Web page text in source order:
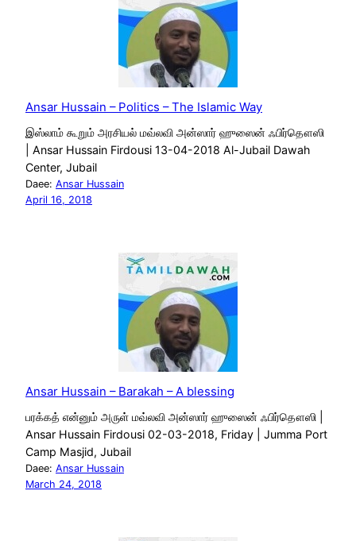
Ansar Hussain – Politics – The Islamic Way
இஸ்லாம் கூறும் அரசியல் மவ்லவி அன்ஸார் ஹுஸைன் ஃபிர்தௌஸி
| Ansar Hussain Firdousi 13-04-2018 Al-Jubail Dawah
Center, Jubail
Daee: Ansar Hussain
April 16, 2018
Ansar Hussain – Barakah – A blessing
பரக்கத் என்னும் அருள் மவ்லவி அன்ஸார் ஹுஸைன் ஃபிர்தௌஸி |
Ansar Hussain Firdousi 02-03-2018, Friday | Jumma Port
Camp Masjid, Jubail
Daee: Ansar Hussain
March 24, 2018